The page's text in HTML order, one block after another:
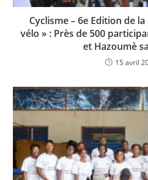
Cyclisme – 6e Edition de
vélo » : Près de 500
et Hazoumè
15 avril